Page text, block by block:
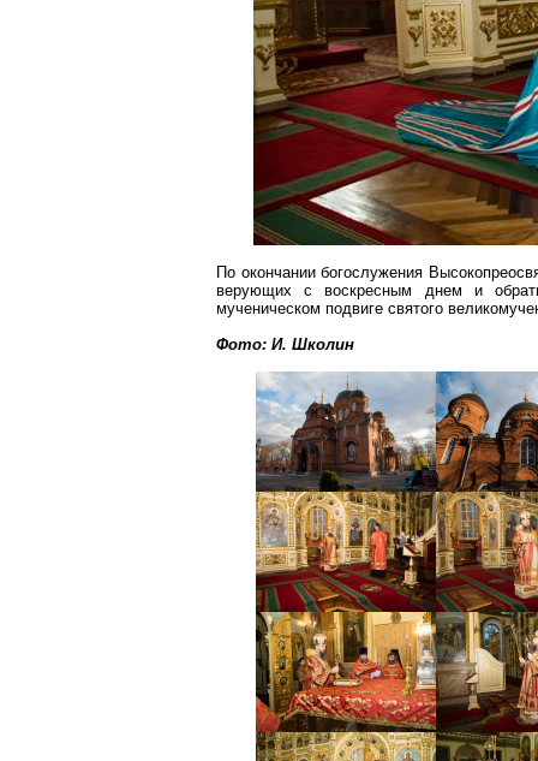
По окончании богослужения
верующих с воскресным днем и
мученическом подвиге святого
Фото: И. Школин